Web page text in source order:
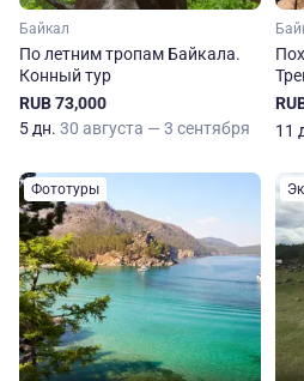
Байкал
По летним тропам Байкала.
Конный тур
RUB 73,000
5 дн. 30 августа — 3 сентября
11
Фототуры